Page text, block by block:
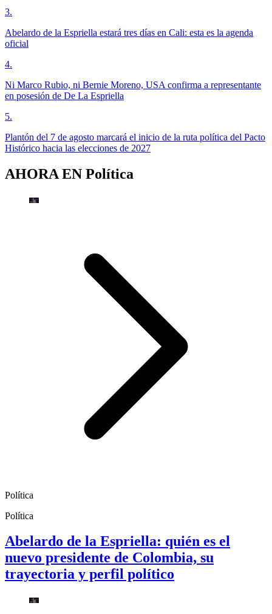
3.
Abelardo de la Espriella estará tres días en Cali: esta es la agenda
oficial
4.
Ni Marco Rubio, ni Bernie Moreno, USA confirma a representante
en posesión de De La Espriella
5.
Plantón del 7 de agosto marcará el inicio de la ruta política del Pacto
Histórico hacia las elecciones de 2027
AHORA EN Política
Política
Política
Abelardo de la Espriella: quién es el
nuevo presidente de Colombia, su
trayectoria y perfil político